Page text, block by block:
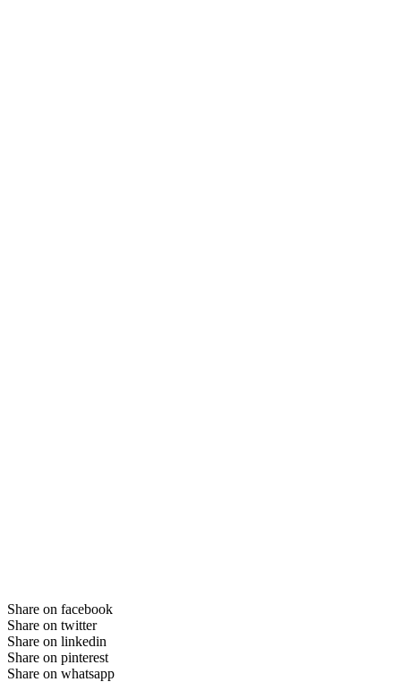
Share on facebook
Share on twitter
Share on linkedin
Share on pinterest
Share on whatsapp